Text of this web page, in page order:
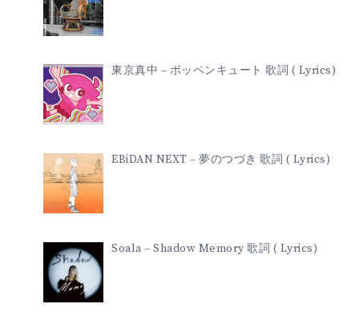
東京真中 – ポッペンキュート 歌詞 ( Lyrics)
EBiDAN NEXT – 夢のつづき 歌詞 ( Lyrics)
Soala – Shadow Memory 歌詞 ( Lyrics)